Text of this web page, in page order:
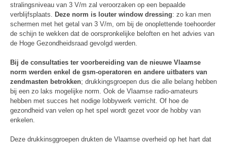
stralingsniveau van 3 V/m zal veroorzaken op een bepaalde
verblijfsplaats.
Deze norm is louter window dressing: zo kan men
schermen met het getal van 3 V/m, om bij de onoplettende toehoorder
de schijn te wekken dat de oorspronkelijke beloften en het advies van
de Hoge Gezondheidsraad gevolgd werden.
Bij de consultaties ter voorbereiding van de nieuwe Vlaamse
norm werden enkel de gsm-operatoren en andere uitbaters van
zendmasten betrokken; drukkingsgroepen dus die alle belang hebben
bij een zo laks mogelijke norm. Ook de Vlaamse radio-amateurs
hebben met succes het nodige lobbywerk verricht. Of hoe de
gezondheid van velen op het spel wordt gezet voor de hobby van
enkelen.
Deze drukkinsggroepen drukten de Vlaamse overheid op het hart dat